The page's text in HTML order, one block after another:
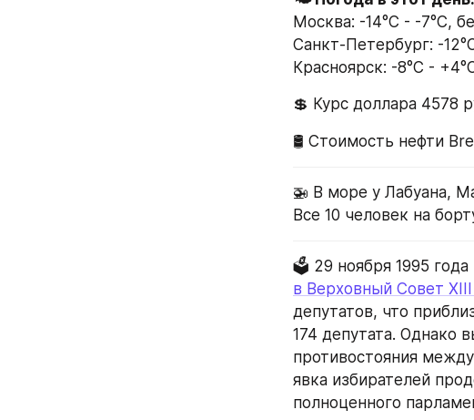
Москва: -14°C - -7°C,
Санкт-Петербург: -
Красноярск: -8°C -
💲 Курс доллара 4578
🛢 Стоимость нефти
🚁 В море у Лабуана,
Все 10 человек на
🗳 29 ноября 1995 года
в Верховный Совет
депутатов, что
174 депутата. Однако
противостояния
явка избирателей
полноценного